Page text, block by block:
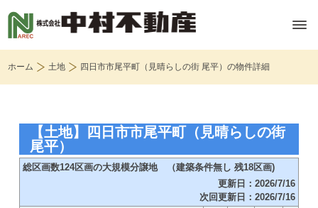
ホーム 土地 四日市市尾平町（見晴らしの街 尾平）の物件詳細
【土地】四日市市尾平町（見晴らしの街
尾平）
総区画数124区画の大規模分譲地 （建築条件無し 残18区画)
更新日：2026/7/16
次回更新日：2026/7/16